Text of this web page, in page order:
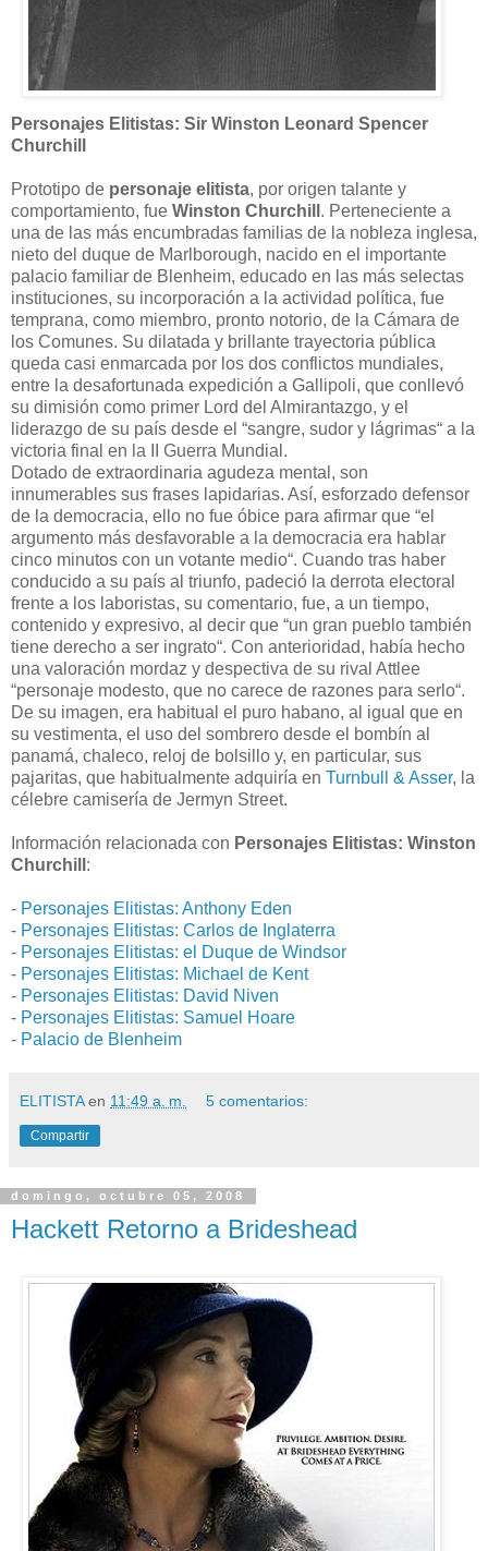
Personajes Elitistas: Sir Winston Leonard Spencer
Churchill
Prototipo de personaje elitista, por origen talante y
comportamiento, fue Winston Churchill . Perteneciente a
una de las más encumbradas familias de la nobleza inglesa,
nieto del duque de Marlborough, nacido en el importante
palacio familiar de Blenheim, educado en las más selectas
instituciones, su incorporación a la actividad política, fue
temprana, como miembro, pronto notorio, de la Cámara de
los Comunes. Su dilatada y brillante trayectoria pública
queda casi enmarcada por los dos conflictos mundiales,
entre la desafortunada expedición a Gallipoli, que conllevó
su dimisión como primer Lord del Almirantazgo, y el
liderazgo de su país desde el “sangre, sudor y lágrimas“ a la
victoria final en la II Guerra Mundial.
Dotado de extraordinaria agudeza mental, son
innumerables sus frases lapidarias. Así, esforzado defensor
de la democracia, ello no fue óbice para afirmar que “el
argumento más desfavorable a la democracia era hablar
cinco minutos con un votante medio“. Cuando tras haber
conducido a su país al triunfo, padeció la derrota electoral
frente a los laboristas, su comentario, fue, a un tiempo,
contenido y expresivo, al decir que “un gran pueblo también
tiene derecho a ser ingrato“. Con anterioridad, había hecho
una valoración mordaz y despectiva de su rival Attlee
“personaje modesto, que no carece de razones para serlo“.
De su imagen, era habitual el puro habano, al igual que en
su vestimenta, el uso del sombrero desde el bombín al
panamá, chaleco, reloj de bolsillo y, en particular, sus
pajaritas, que habitualmente adquiría en Turnbull & Asser, la
célebre camisería de Jermyn Street.
Información relacionada con Personajes Elitistas: Winston
Churchill :
- Personajes Elitistas: Anthony Eden
- Personajes Elitistas: Carlos de Inglaterra
- Personajes Elitistas: el Duque de Windsor
- Personajes Elitistas: Michael de Kent
- Personajes Elitistas: David Niven
- Personajes Elitistas: Samuel Hoare
- Palacio de Blenheim
ELITISTA en 11:49 a. m. 5 comentarios:
Compartir
domingo, octubre 05, 2008
Hackett Retorno a Brideshead